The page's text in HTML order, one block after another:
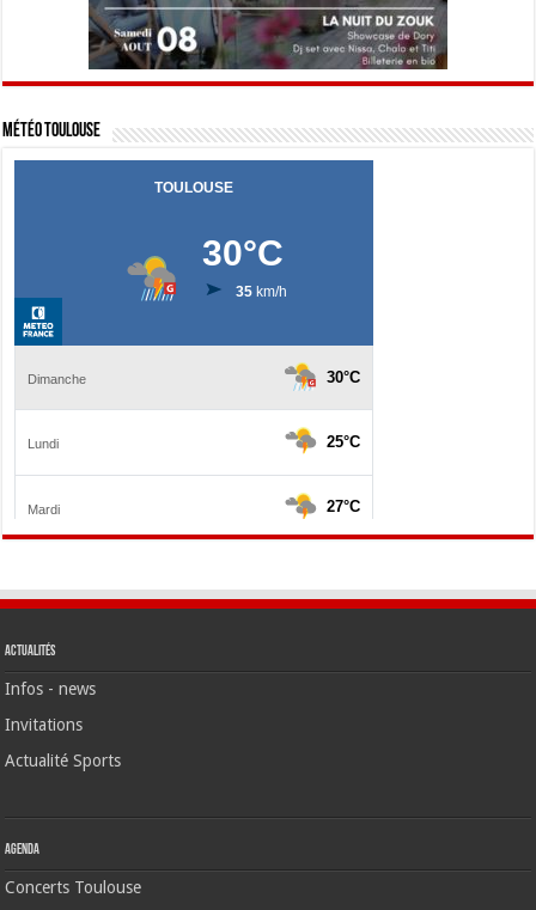
Météo Toulouse
Actualités
Infos - news
Invitations
Actualité Sports
Agenda
Concerts Toulouse